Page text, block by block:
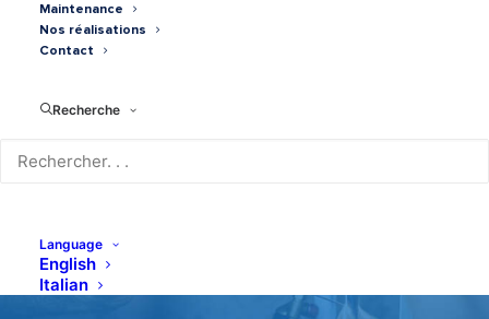
Maintenance
Nos réalisations
Contact
Recherche
Language
English
Italian